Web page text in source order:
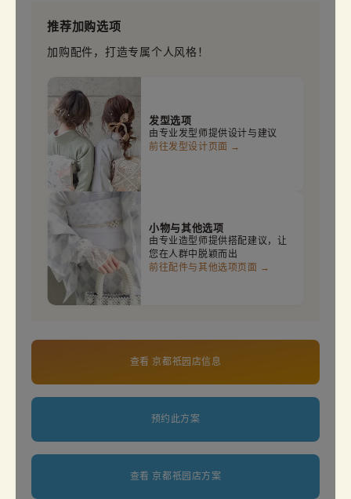
推荐加购选项
加购配件，打造专属个人风格！
发型选项
由专业发型师提供设计与建议
前往发型设计页面 →
小物与其他选项
由专业造型师提供搭配建议，让
您在人群中脱颖而出
前往配件与其他选项页面 →
查看 京都祇园店信息
预约此方案
查看 京都祇园店方案